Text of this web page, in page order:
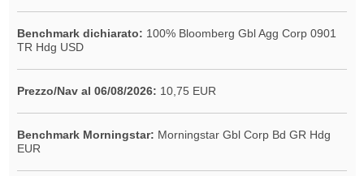
Benchmark dichiarato: 100% Bloomberg Gbl Agg Corp 0901
TR Hdg USD
Prezzo/Nav al 06/08/2026: 10,75 EUR
Benchmark Morningstar: Morningstar Gbl Corp Bd GR Hdg
EUR